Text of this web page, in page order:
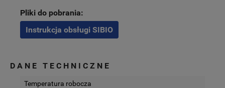
Pliki do pobrania:
Instrukcja obsługi SIBIO
DANE TECHNICZNE
Temperatura robocza